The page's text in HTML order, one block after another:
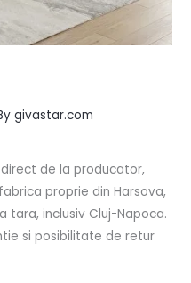
givastar.com
de la producator,
proprie din Harsova,
tara, inclusiv Cluj-Napoca.
si posibilitate de retur